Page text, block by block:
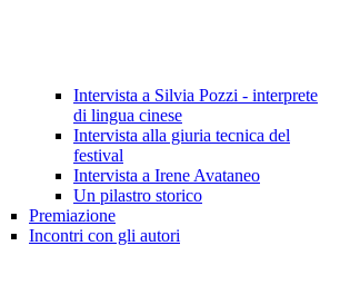
Intervista a Silvia Pozzi - interprete
di lingua cinese
Intervista alla giuria tecnica del
festival
Intervista a Irene Avataneo
Un pilastro storico
Premiazione
Incontri con gli autori